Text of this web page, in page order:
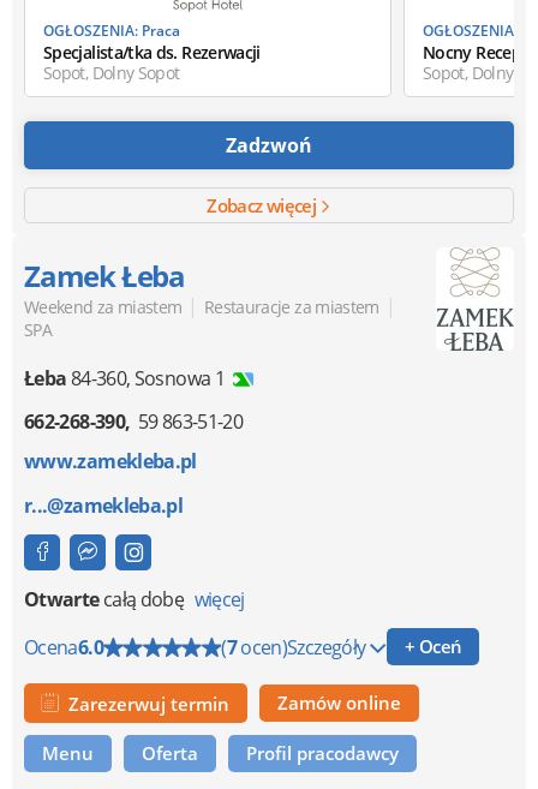
OGŁOSZENIA: Praca
Specjalista/tka ds. Rezerwacji
Sopot, Dolny Sopot
OGŁOSZENIA:
Nocny
Sopot, Dolny
Zadzwoń
Zobacz więcej
Zamek Łeba
Weekend za miastem | Restauracje za miastem |
SPA
Łeba84-360,Sosnowa 1
662-268-390 59 863-51-20
www.zamekleba.pl
r...@zamekleba.pl
Otwartecałą dobę więcej
Ocena6.0 (7ocen)Szczegóły + Oceń
Zarezerwuj termin Zamów online
Menu Oferta Profil pracodawcy